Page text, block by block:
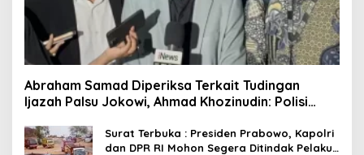
Abraham Samad Diperiksa Terkait Tudingan
Ijazah Palsu Jokowi, Ahmad Khozinudin: Polisi
Surat Terbuka : Presiden Prabowo, Kapolri
dan DPR RI Mohon Segera Ditindak Pelaku